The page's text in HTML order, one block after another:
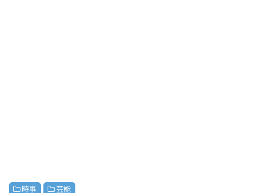
時事 芸能